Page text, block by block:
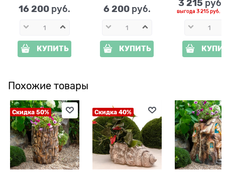
16 200 руб.
КУПИТЬ
6 200 руб.
КУПИТЬ
3 215
выгода 3 215 руб.
Похожие товары
Скидка 50% Скидка 40%